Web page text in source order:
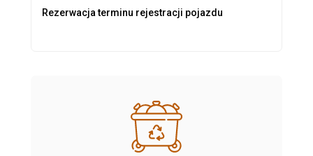
Rezerwacja terminu rejestracji pojazdu